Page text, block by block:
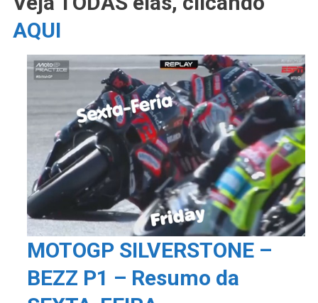
AQUI
MOTOGP SILVERSTONE –
BEZZ P1 – Resumo da